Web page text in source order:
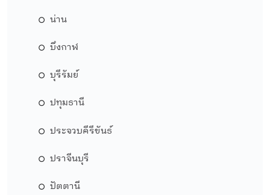
น่าน
บึงกาฬ
บุรีรัมย์
ปทุมธานี
ประจวบคีรีขันธ์
ปราจีนบุรี
ปัตตานี